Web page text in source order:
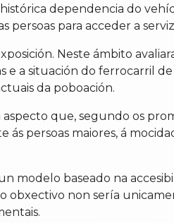
dependencia do
para acceder a
Neste ámbito
e a situación do ferrocarril
da poboación.
que, segundo os
persoas maiores, á
modelo baseado na
o obxectivo non sería